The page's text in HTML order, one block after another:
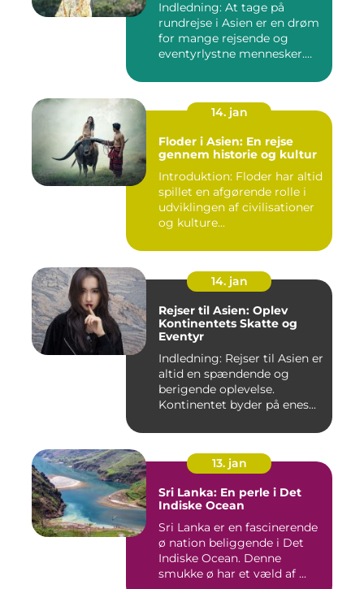
Indledning: At tage på
rundrejse i Asien er en drøm
for mange rejsende og
eventyrlystne mennesker.
14. jan
Floder i Asien: En rejse
gennem historie og kultur
Introduktion: Floder har altid
spillet en afgørende rolle i
udviklingen af civilisationer
og kulture...
14. jan
Rejser til Asien: Oplev
Kontinentets Skatte og
Eventyr
Indledning: Rejser til Asien er
altid en spændende og
berigende oplevelse.
Kontinentet byder på enes...
13. jan
Sri Lanka: En perle i Det
Indiske Ocean
Sri Lanka er en fascinerende
ø nation beliggende i Det
Indiske Ocean. Denne
smukke ø har et væld af ...